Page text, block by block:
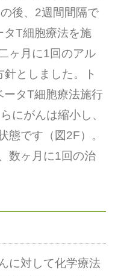
後、2週間間隔で
タT細胞療法を施
ヶ月に1回のアル
としました。ト
ータT細胞療法施行
にがんは縮小し、
態です（図2F）。
数ヶ月に1回の治
に対して化学療法